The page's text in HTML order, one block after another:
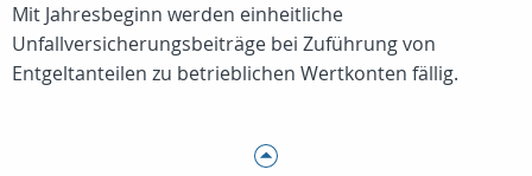
Mit Jahresbeginn werden einheitliche
Unfallversicherungsbeiträge bei Zuführung von
Entgeltanteilen zu betrieblichen Wertkonten fällig.